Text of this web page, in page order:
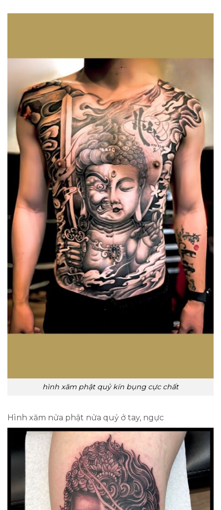
hình xăm phật quỷ kín bụng cực chất
Hình xăm nửa phật nửa quỷ ở tay, ngực